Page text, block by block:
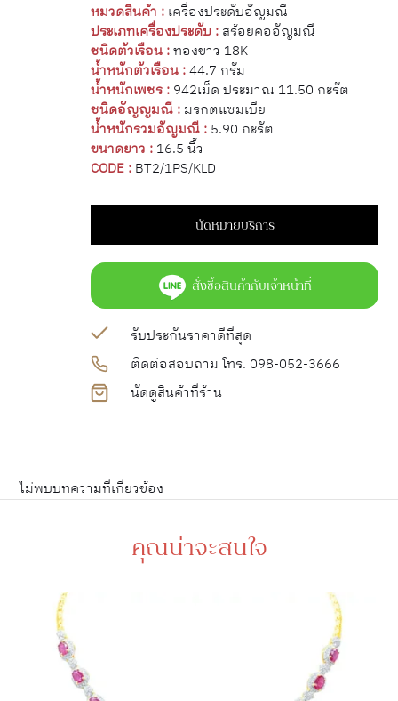
หมวดสินค้า : เครื่องประดับอัญมณี
ประเภทเครื่องประดับ : สร้อยคออัญมณี
ชนิดตัวเรือน :ทองขาว 18K
น้ำหนักตัวเรือน :44.7 กรัม
น้ำหนักเพชร : 942เม็ด ประมาณ 11.50 กะรัต
ชนิดอัญญมณี : มรกตแซมเบีย
น้ำหนักรวมอัญมณี : 5.90 กะรัต
ขนาดยาว : 16.5 นิ้ว
CODE : BT2/1PS/KLD
นัดหมายบริการ
สั่งซื้อสินค้ากับเจ้าหน้าที่
รับประกันราคาดีที่สุด
ติดต่อสอบถาม โทร. 098-052-3666
นัดดูสินค้าที่ร้าน
ไม่พบบทความที่เกี่ยวข้อง
คุณน่าจะสนใจ